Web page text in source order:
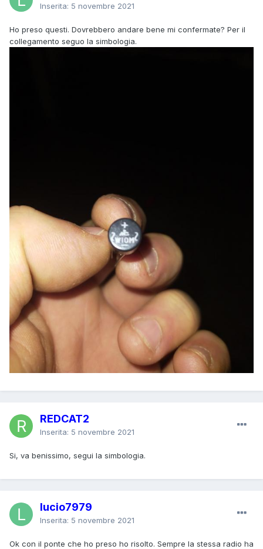
Inserita: 5 novembre 2021
Ho preso questi. Dovrebbero andare bene mi confermate? Per il
collegamento seguo la simbologia.
REDCAT2
Inserita: 5 novembre 2021
Si, va benissimo, segui la simbologia.
lucio7979
Inserita: 5 novembre 2021
Ok con il ponte che ho preso ho risolto. Sempre la stessa radio ha